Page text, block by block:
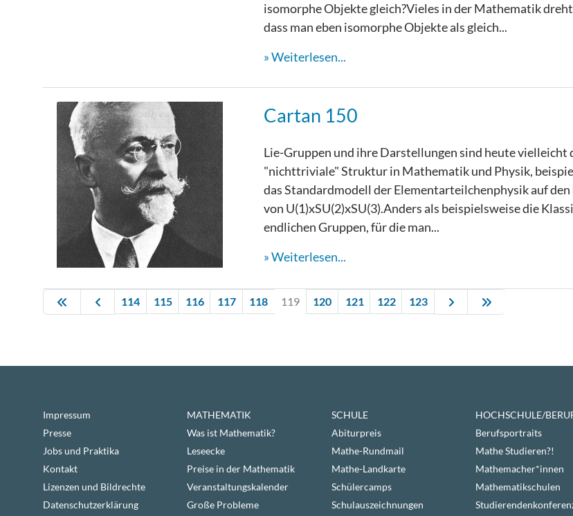
isomorphe Objekte gleich?Vieles in der Mathematik
dass man eben isomorphe Objekte als gleich...
Weiterlesen...
Cartan 150
Lie-Gruppen und ihre Darstellungen sind heute vielleicht
"nichttriviale" Struktur in Mathematik und Physik,
das Standardmodell der Elementarteilchenphysik auf
von U(1)xSU(2)xSU(3).Anders als beispielsweise die
endlichen Gruppen, für die man...
Weiterlesen...
114 115 116 117 118 119 120 121 122 123
Impressum
Presse
Jobs und Praktika
Kontakt
Lizenzen und Bildrechte
Datenschutzerklärung
MATHEMATIK
Was ist Mathematik?
Leseecke
Preise in der Mathematik
Veranstaltungskalender
Große Probleme
SCHULE
Abiturpreis
Mathe-Rundmail
Mathe-Landkarte
Schülercamps
Schulauszeichnungen
HOCHSCHULE/
Berufsportraits
Mathe Studieren?!
Mathemacher*innen
Mathematikschulen